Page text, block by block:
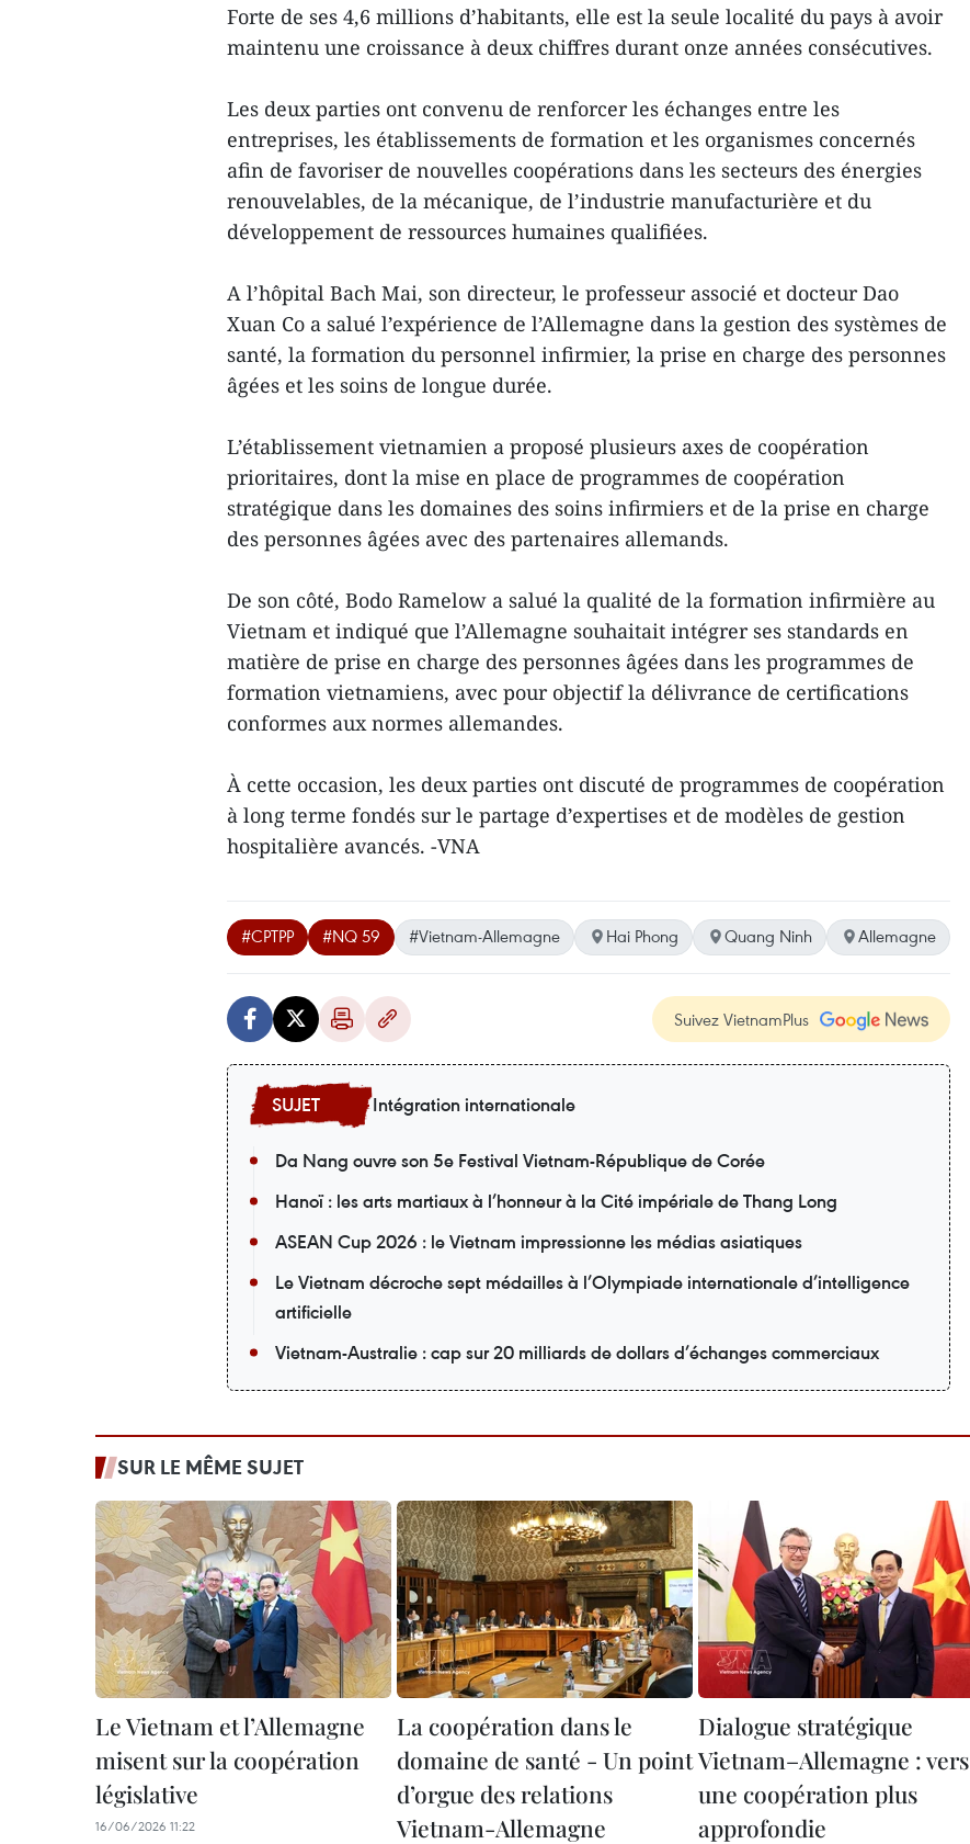
Forte de ses 4,6 millions d’habitants, elle est la seule localité du pays à avoir
maintenu une croissance à deux chiffres durant onze années consécutives.
Les deux parties ont convenu de renforcer les échanges entre les
entreprises, les établissements de formation et les organismes concernés
afin de favoriser de nouvelles coopérations dans les secteurs des énergies
renouvelables, de la mécanique, de l’industrie manufacturière et du
développement de ressources humaines qualifiées.
A l’hôpital Bach Mai, son directeur, le professeur associé et docteur Dao
Xuan Co a salué l’expérience de l’Allemagne dans la gestion des systèmes de
santé, la formation du personnel infirmier, la prise en charge des personnes
âgées et les soins de longue durée.
L’établissement vietnamien a proposé plusieurs axes de coopération
prioritaires, dont la mise en place de programmes de coopération
stratégique dans les domaines des soins infirmiers et de la prise en charge
des personnes âgées avec des partenaires allemands.
De son côté, Bodo Ramelow a salué la qualité de la formation infirmière au
Vietnam et indiqué que l’Allemagne souhaitait intégrer ses standards en
matière de prise en charge des personnes âgées dans les programmes de
formation vietnamiens, avec pour objectif la délivrance de certifications
conformes aux normes allemandes.
À cette occasion, les deux parties ont discuté de programmes de coopération
à long terme fondés sur le partage d’expertises et de modèles de gestion
hospitalière avancés. -VNA
#CPTPP #NQ 59 #Vietnam-Allemagne Hai Phong Quang Ninh Allemagne
Suivez VietnamPlus
Intégration internationale
Da Nang ouvre son 5e Festival Vietnam-République de Corée
Hanoï : les arts martiaux à l’honneur à la Cité impériale de Thang Long
ASEAN Cup 2026 : le Vietnam impressionne les médias asiatiques
Le Vietnam décroche sept médailles à l’Olympiade internationale d’intelligence
artificielle
Vietnam-Australie : cap sur 20 milliards de dollars d’échanges commerciaux
SUR LE MÊME SUJET
Le Vietnam et l’Allemagne
misent sur la coopération
législative
16/06/2026 11:22
La coopération dans le
domaine de santé - Un point
d’orgue des relations
Vietnam-Allemagne
Dialogue stratégique
Vietnam–Allemagne : vers
une coopération plus
approfondie